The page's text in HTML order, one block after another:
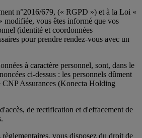
n°2016/679, (« RGPD ») et à la Loi «
modifiée, vous êtes informé que vos
(identité et coordonnées
pour prendre rendez-vous avec un
à caractère personnel, sont, dans le
ci-dessus : les personnels dûment
CNP Assurances (Konecta Holding
de rectification et d'effacement de
vous disposez du droit de